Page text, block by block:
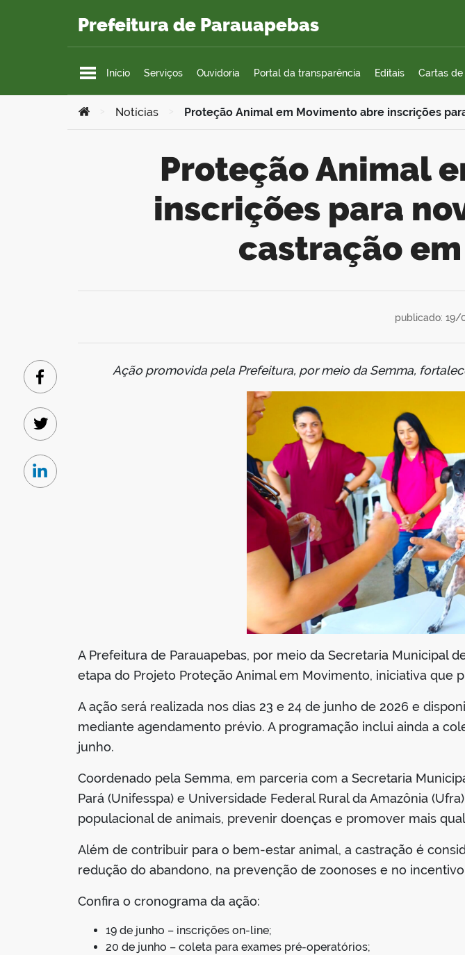
Prefeitura de Parauapebas
Início Serviços Ouvidoria Portal da transparência Editais Cartas
Você está aqui:
Notícias Proteção Animal em Movimento abre inscrições
Proteção Animal em Movimento abre
inscrições para
castração
publicado: 19/
Ação promovida pela Prefeitura, por meio da Semma,
A Prefeitura de Parauapebas, por meio da Secretaria Municipal
etapa do Projeto Proteção Animal em Movimento, iniciativa que
A ação será realizada nos dias 23 e 24 de junho de 2026 e
mediante agendamento prévio. A programação inclui ainda a
junho.
Coordenado pela Semma, em parceria com a Secretaria
Pará (Unifesspa) e Universidade Federal Rural da Amazônia
populacional de animais, prevenir doenças e promover mais
Além de contribuir para o bem-estar animal, a castração é
redução do abandono, na prevenção de zoonoses e no
Confira o cronograma da ação:
19 de junho – inscrições on-line;
20 de junho – coleta para exames pré-operatórios;
Facebook
Twitter
Linkedin